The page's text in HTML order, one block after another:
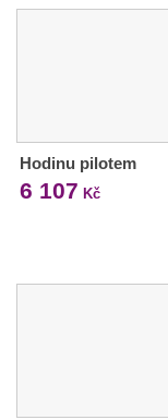
Hodinu pilotem
6 107 Kč